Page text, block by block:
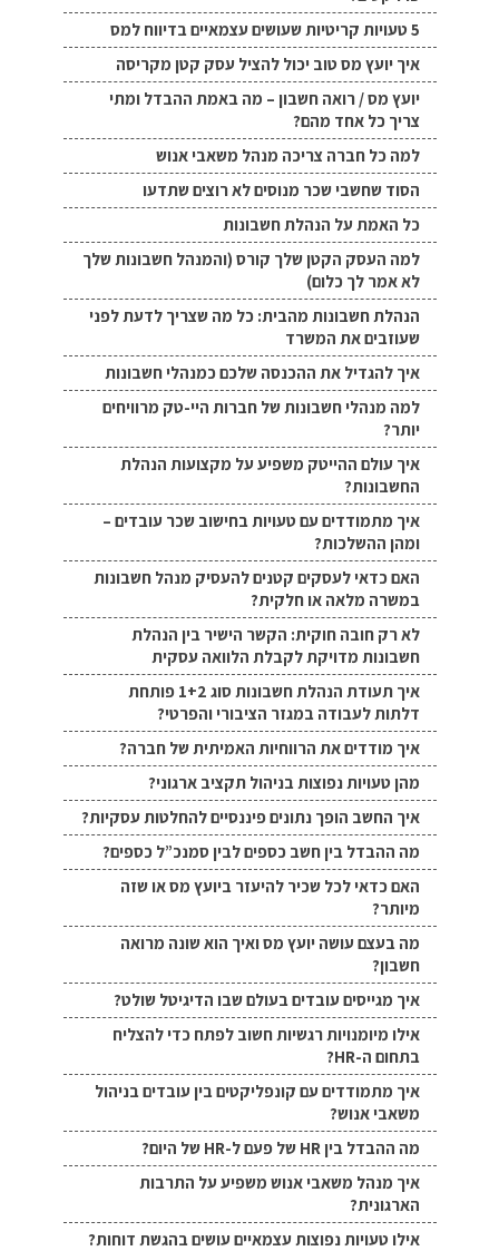
5 טעויות קריטיות שעושים עצמאיים בדיווח למס
איך יועץ מס טוב יכול להציל עסק קטן מקריסה
יועץ מס / רואה חשבון – מה באמת ההבדל ומתי
צריך כל אחד מהם?
למה כל חברה צריכה מנהל משאבי אנוש
הסוד שחשבי שכר מנוסים לא רוצים שתדעו
כל האמת על הנהלת חשבונות
למה העסק הקטן שלך קורס (והמנהל חשבונות שלך
לא אמר לך כלום)
הנהלת חשבונות מהבית: כל מה שצריך לדעת לפני
שעוזבים את המשרד
איך להגדיל את ההכנסה שלכם כמנהלי חשבונות
למה מנהלי חשבונות של חברות היי-טק מרוויחים
יותר?
איך עולם ההייטק משפיע על מקצועות הנהלת
החשבונות?
איך מתמודדים עם טעויות בחישוב שכר עובדים –
ומהן ההשלכות?
האם כדאי לעסקים קטנים להעסיק מנהל חשבונות
במשרה מלאה או חלקית?
לא רק חובה חוקית: הקשר הישיר בין הנהלת
חשבונות מדויקת לקבלת הלוואה עסקית
איך תעודת הנהלת חשבונות סוג 1+2 פותחת
דלתות לעבודה במגזר הציבורי והפרטי?
איך מודדים את הרווחיות האמיתית של חברה?
מהן טעויות נפוצות בניהול תקציב ארגוני?
איך החשב הופך נתונים פיננסיים להחלטות עסקיות?
מה ההבדל בין חשב כספים לבין סמנכ”ל כספים?
האם כדאי לכל שכיר להיעזר ביועץ מס או שזה
מיותר?
מה בעצם עושה יועץ מס ואיך הוא שונה מרואה
חשבון?
איך מגייסים עובדים בעולם שבו הדיגיטל שולט?
אילו מיומנויות רגשיות חשוב לפתח כדי להצליח
בתחום ה-HR?
איך מתמודדים עם קונפליקטים בין עובדים בניהול
משאבי אנוש?
מה ההבדל בין HR של פעם ל-HR של היום?
איך מנהל משאבי אנוש משפיע על התרבות
הארגונית?
אילו טעויות נפוצות עצמאיים עושים בהגשת דוחות?